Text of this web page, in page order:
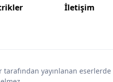
İletişim
tarafından yayınlanan